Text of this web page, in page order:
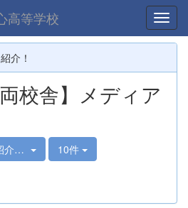
高等学校
介！
校舎】メディア
介情報 10件